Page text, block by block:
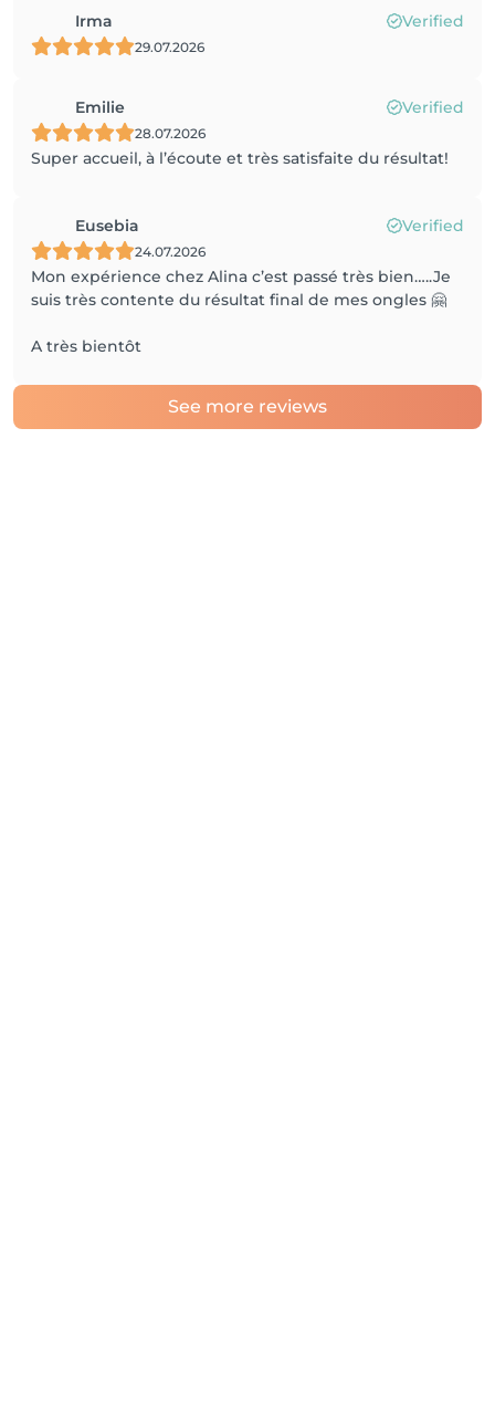
Irma Verified
29.07.2026
Emilie Verified
28.07.2026
Super accueil, à l’écoute et très satisfaite du résultat!
Eusebia Verified
24.07.2026
Mon expérience chez Alina c’est passé très bien…..Je
suis très contente du résultat final de mes ongles 🤗
A très bientôt
See more reviews